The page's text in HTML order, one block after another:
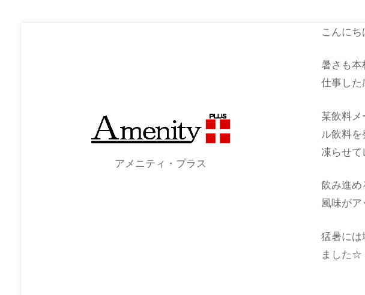
アメニティ・プラス
こんにち
暑さも本
仕事した
某飲料メ
ル飲料
凍らせて
飲み進め
風味がア
猛暑には
ました☆